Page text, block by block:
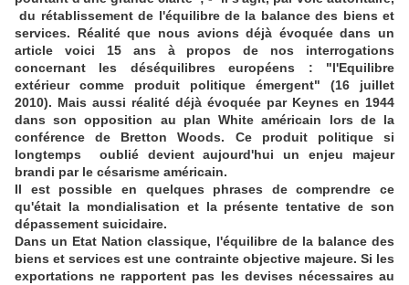
du rétablissement de l'équilibre de la balance des biens et
services. Réalité que nous avions déjà évoquée dans un
article voici 15 ans à propos de nos interrogations
concernant les déséquilibres européens : "l'Equilibre
extérieur comme produit politique émergent" (16 juillet
2010). Mais aussi réalité déjà évoquée par Keynes en 1944
dans son opposition au plan White américain lors de la
conférence de Bretton Woods. Ce produit politique si
longtemps oublié devient aujourd'hui un enjeu majeur
brandi par le césarisme américain.
Il est possible en quelques phrases de comprendre ce
qu'était la mondialisation et la présente tentative de son
dépassement suicidaire.
Dans un Etat Nation classique, l'équilibre de la balance des
biens et services est une contrainte objective majeure. Si les
exportations ne rapportent pas les devises nécessaires au